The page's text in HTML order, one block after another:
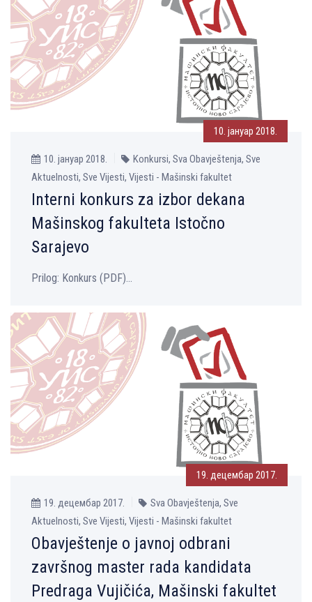
10. јануар 2018.
10. јануар 2018.
Konkursi, Sva Obavještenja, Sve
Aktuelnosti, Sve Vijesti, Vijesti - Mašinski fakultet
Interni konkurs za izbor dekana
Mašinskog fakulteta Istočno
Sarajevo
Prilog: Konkurs (PDF)...
19. децембар 2017.
19. децембар 2017.
Sva Obavještenja, Sve
Aktuelnosti, Sve Vijesti, Vijesti - Mašinski fakultet
Obavještenje o javnoj odbrani
završnog master rada kandidata
Predraga Vujičića, Mašinski fakultet